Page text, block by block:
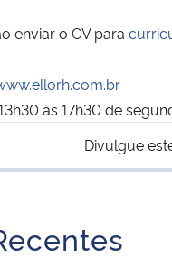
enviar o CV para
às 17h30 de
Divulgue